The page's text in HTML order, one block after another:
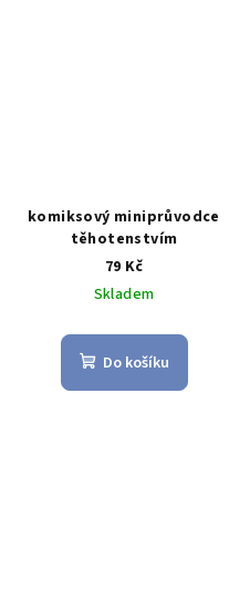
komiksový miniprůvodce
těhotenstvím
79 Kč
Skladem
Do košíku